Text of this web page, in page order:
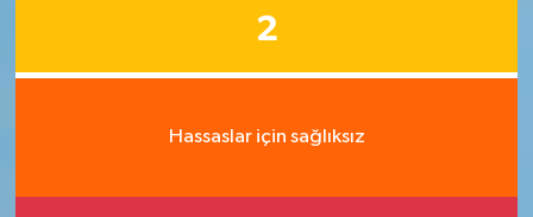
2
Hassaslar için sağlıksız